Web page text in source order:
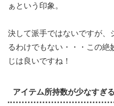
ぁという印象。
決して派手ではないですが、
るわけでもない・・・この
じは良いですね！
アイテム所持数が少なすぎ